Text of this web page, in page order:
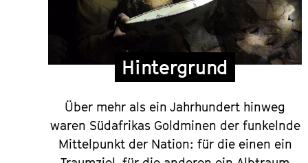
Hintergrund
Über mehr als ein Jahrhundert hinweg
waren Südafrikas Goldminen der funkelnde
Mittelpunkt der Nation: für die einen ein